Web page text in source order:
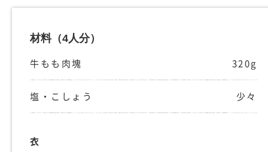
材料（4人分）
牛もも肉塊 320g
塩・こしょう 少々
衣